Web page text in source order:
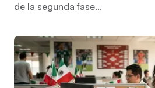
de la segunda fase...